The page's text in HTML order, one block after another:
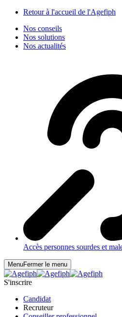
Retour à l'accueil de l'Agefiph
Nos conseils
Nos solutions
Nos actualités
Accès personnes sourdes et
MenuFermer le menu
S'inscrire
Candidat
Recruteur